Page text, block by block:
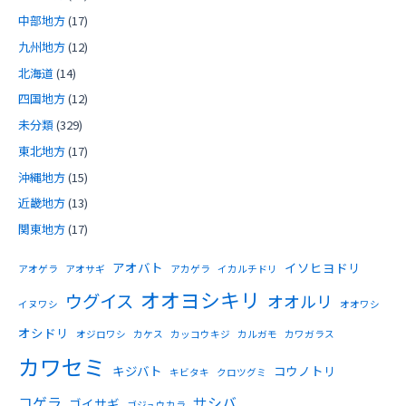
中部地方(17)
九州地方(12)
北海道 (14)
四国地方(12)
未分類(329)
東北地方(17)
沖縄地方(15)
近畿地方(13)
関東地方(17)
アオゲラ アオサギ アオバト アカゲラ イカルチドリ イソヒヨドリ
イヌワシ ウグイス オオヨシキリ オオルリ オオワシ
オシドリ オジロワシ カケス カッコウキジ カルガモ カワガラス
カワセミ キジバト キビタキ クロツグミ コウノトリ